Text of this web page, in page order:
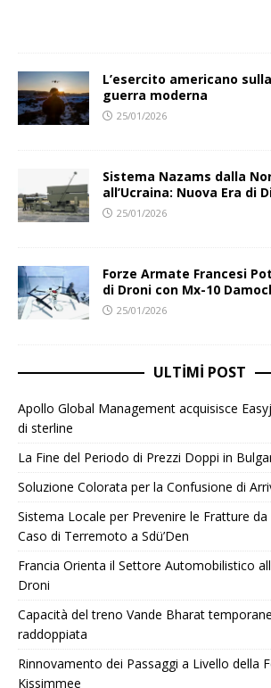
L’esercito americano
guerra moderna
25/01/2026
Sistema Nazams dalla
all’Ucraina: Nuova Era di
25/01/2026
Forze Armate Francesi
di Droni con Mx-10
25/01/2026
ULTIMI POST
Apollo Global Management acquisisce
di sterline
La Fine del Periodo di Prezzi Doppi in
Soluzione Colorata per la Confusione di
Sistema Locale per Prevenire le Fratture
Caso di Terremoto a Sdü’Den
Francia Orienta il Settore Automobilistico
Droni
Capacità del treno Vande Bharat
raddoppiata
Rinnovamento dei Passaggi a Livello della
Kissimmee